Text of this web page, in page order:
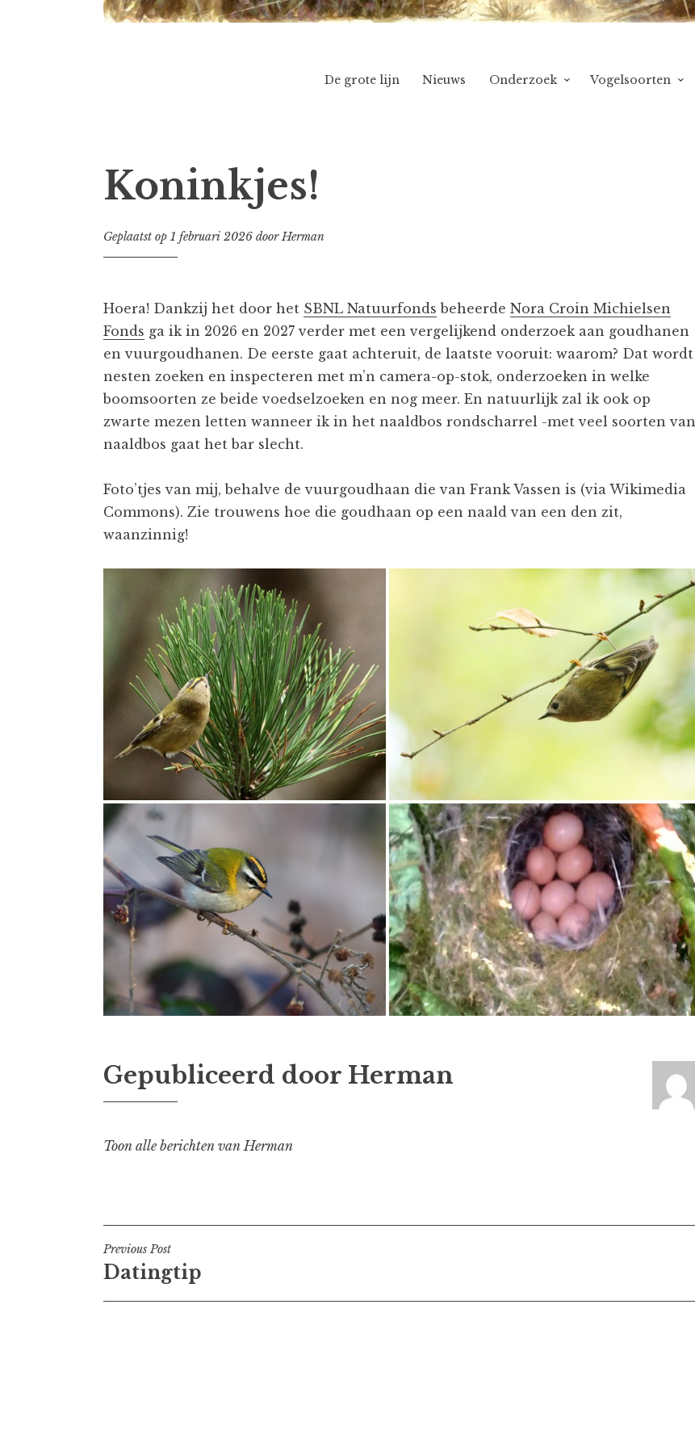
De grote lijn Nieuws Onderzoek Vogelsoorten
Koninkjes!
Geplaatst op 1 februari 2026 doorHerman
Hoera! Dankzij het door het SBNL Natuurfonds beheerde Nora Croin Michielsen
Fonds ga ik in 2026 en 2027 verder met een vergelijkend onderzoek aan goudhanen
en vuurgoudhanen. De eerste gaat achteruit, de laatste vooruit: waarom? Dat wordt
nesten zoeken en inspecteren met m’n camera-op-stok, onderzoeken in welke
boomsoorten ze beide voedselzoeken en nog meer. En natuurlijk zal ik ook op
zwarte mezen letten wanneer ik in het naaldbos rondscharrel -met veel soorten van
naaldbos gaat het bar slecht.
Foto’tjes van mij, behalve de vuurgoudhaan die van Frank Vassen is (via Wikimedia
Commons). Zie trouwens hoe die goudhaan op een naald van een den zit,
waanzinnig!
Gepubliceerd door Herman
Toon alle berichten van Herman
Bericht
navigatie
Previous Post
Datingtip